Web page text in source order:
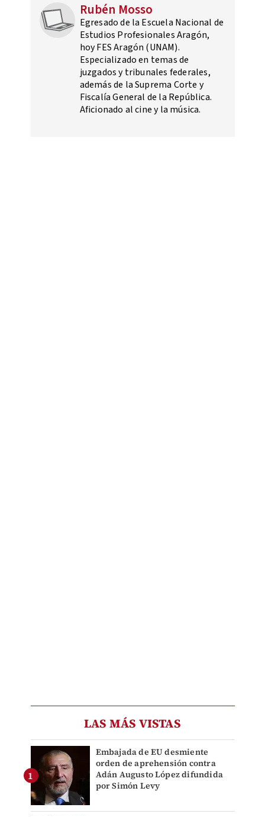
Rubén Mosso
Egresado de la Escuela Nacional de
Estudios Profesionales Aragón,
hoy FES Aragón (UNAM).
Especializado en temas de
juzgados y tribunales federales,
además de la Suprema Corte y
Fiscalía General de la República.
Aficionado al cine y la música.
LAS MÁS VISTAS
Embajada de EU desmiente
orden de aprehensión contra
Adán Augusto López difundida
por Simón Levy